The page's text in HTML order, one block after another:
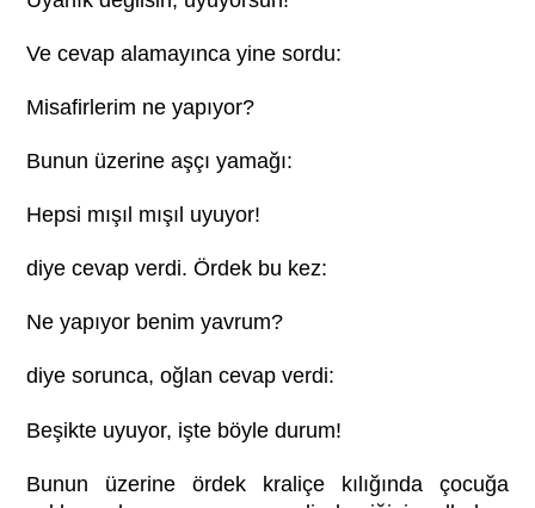
Ve cevap alamayınca yine sordu:
Misafirlerim ne yapıyor?
Bunun üzerine aşçı yamağı:
Hepsi mışıl mışıl uyuyor!
diye cevap verdi. Ördek bu kez:
Ne yapıyor benim yavrum?
diye sorunca, oğlan cevap verdi:
Beşikte uyuyor, işte böyle durum!
Bunun üzerine ördek kraliçe kılığında çocuğa